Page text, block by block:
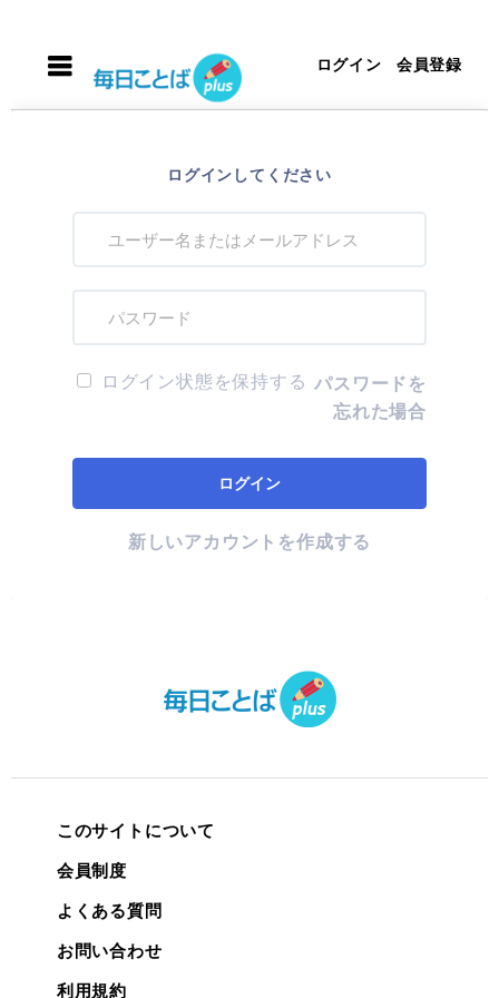
ログイン 会員登録
ログインしてください
ログイン状態を保持する パスワードを
忘れた場合
新しいアカウントを作成する
このサイトについて
会員制度
よくある質問
お問い合わせ
利用規約